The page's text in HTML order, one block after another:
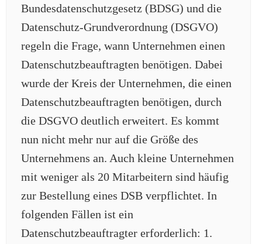
Bundesdatenschutzgesetz (BDSG) und die
Datenschutz-Grundverordnung (DSGVO)
regeln die Frage, wann Unternehmen einen
Datenschutzbeauftragten benötigen. Dabei
wurde der Kreis der Unternehmen, die einen
Datenschutzbeauftragten benötigen, durch
die DSGVO deutlich erweitert. Es kommt
nun nicht mehr nur auf die Größe des
Unternehmens an. Auch kleine Unternehmen
mit weniger als 20 Mitarbeitern sind häufig
zur Bestellung eines DSB verpflichtet. In
folgenden Fällen ist ein
Datenschutzbeauftragter erforderlich: 1.